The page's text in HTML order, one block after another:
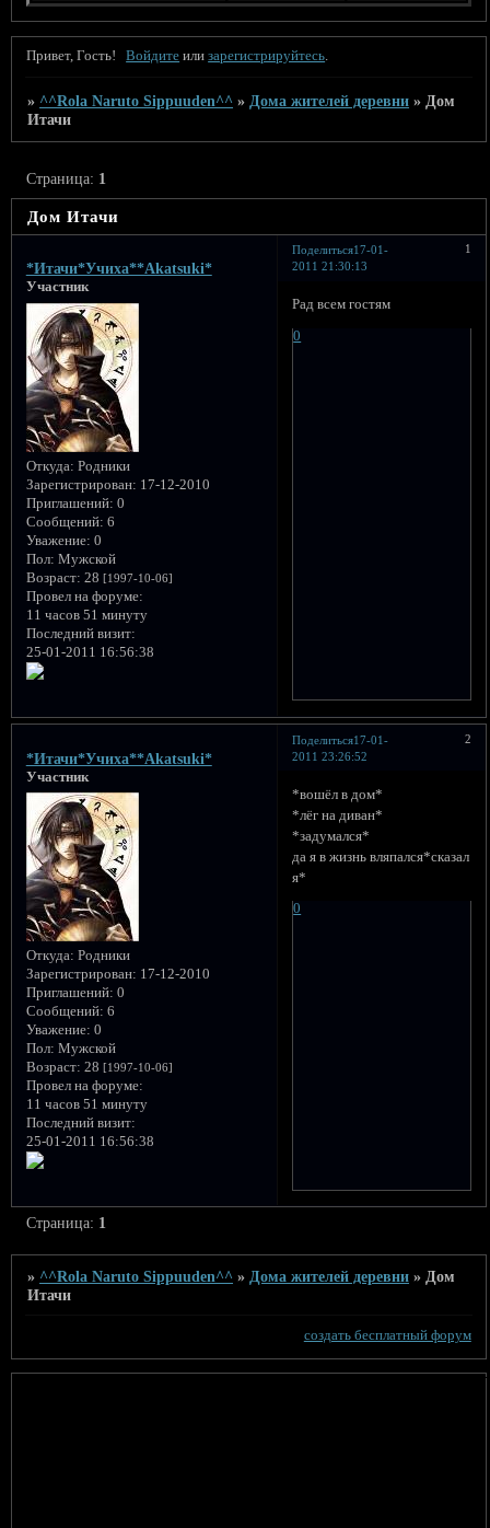
Привет, Гость! Войдите илизарегистрируйтесь.
» ^^Rola Naruto Sippuuden^^ » Дома жителей деревни » Дом
Итачи
Дом Итачи
Страница: 1
Поделиться 1
17-01-
2011 21:30:13
*Итачи*Учиха**Akatsuki*
Участник
Откуда: Родники
Зарегистрирован: 17-12-2010
Приглашений: 0
Сообщений: 6
Уважение: 0
Пол: Мужской
Возраст: 28 [1997-10-06]
Провел на форуме:
11 часов 51 минуту
Последний визит:
25-01-2011 16:56:38
Рад всем гостям
0
Поделиться 2
17-01-
2011 23:26:52
*Итачи*Учиха**Akatsuki*
Участник
Откуда: Родники
Зарегистрирован: 17-12-2010
Приглашений: 0
Сообщений: 6
Уважение: 0
Пол: Мужской
Возраст: 28 [1997-10-06]
Провел на форуме:
11 часов 51 минуту
Последний визит:
25-01-2011 16:56:38
*вошёл в дом*
*лёг на диван*
*задумался*
да я в жизнь вляпался*сказал
я*
0
Страница: 1
» ^^Rola Naruto Sippuuden^^ » Дома жителей деревни » Дом
Итачи
создать бесплатный форум